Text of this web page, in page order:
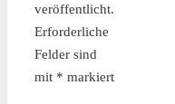
veröffentlicht.
Erforderliche
Felder sind
mit * markiert